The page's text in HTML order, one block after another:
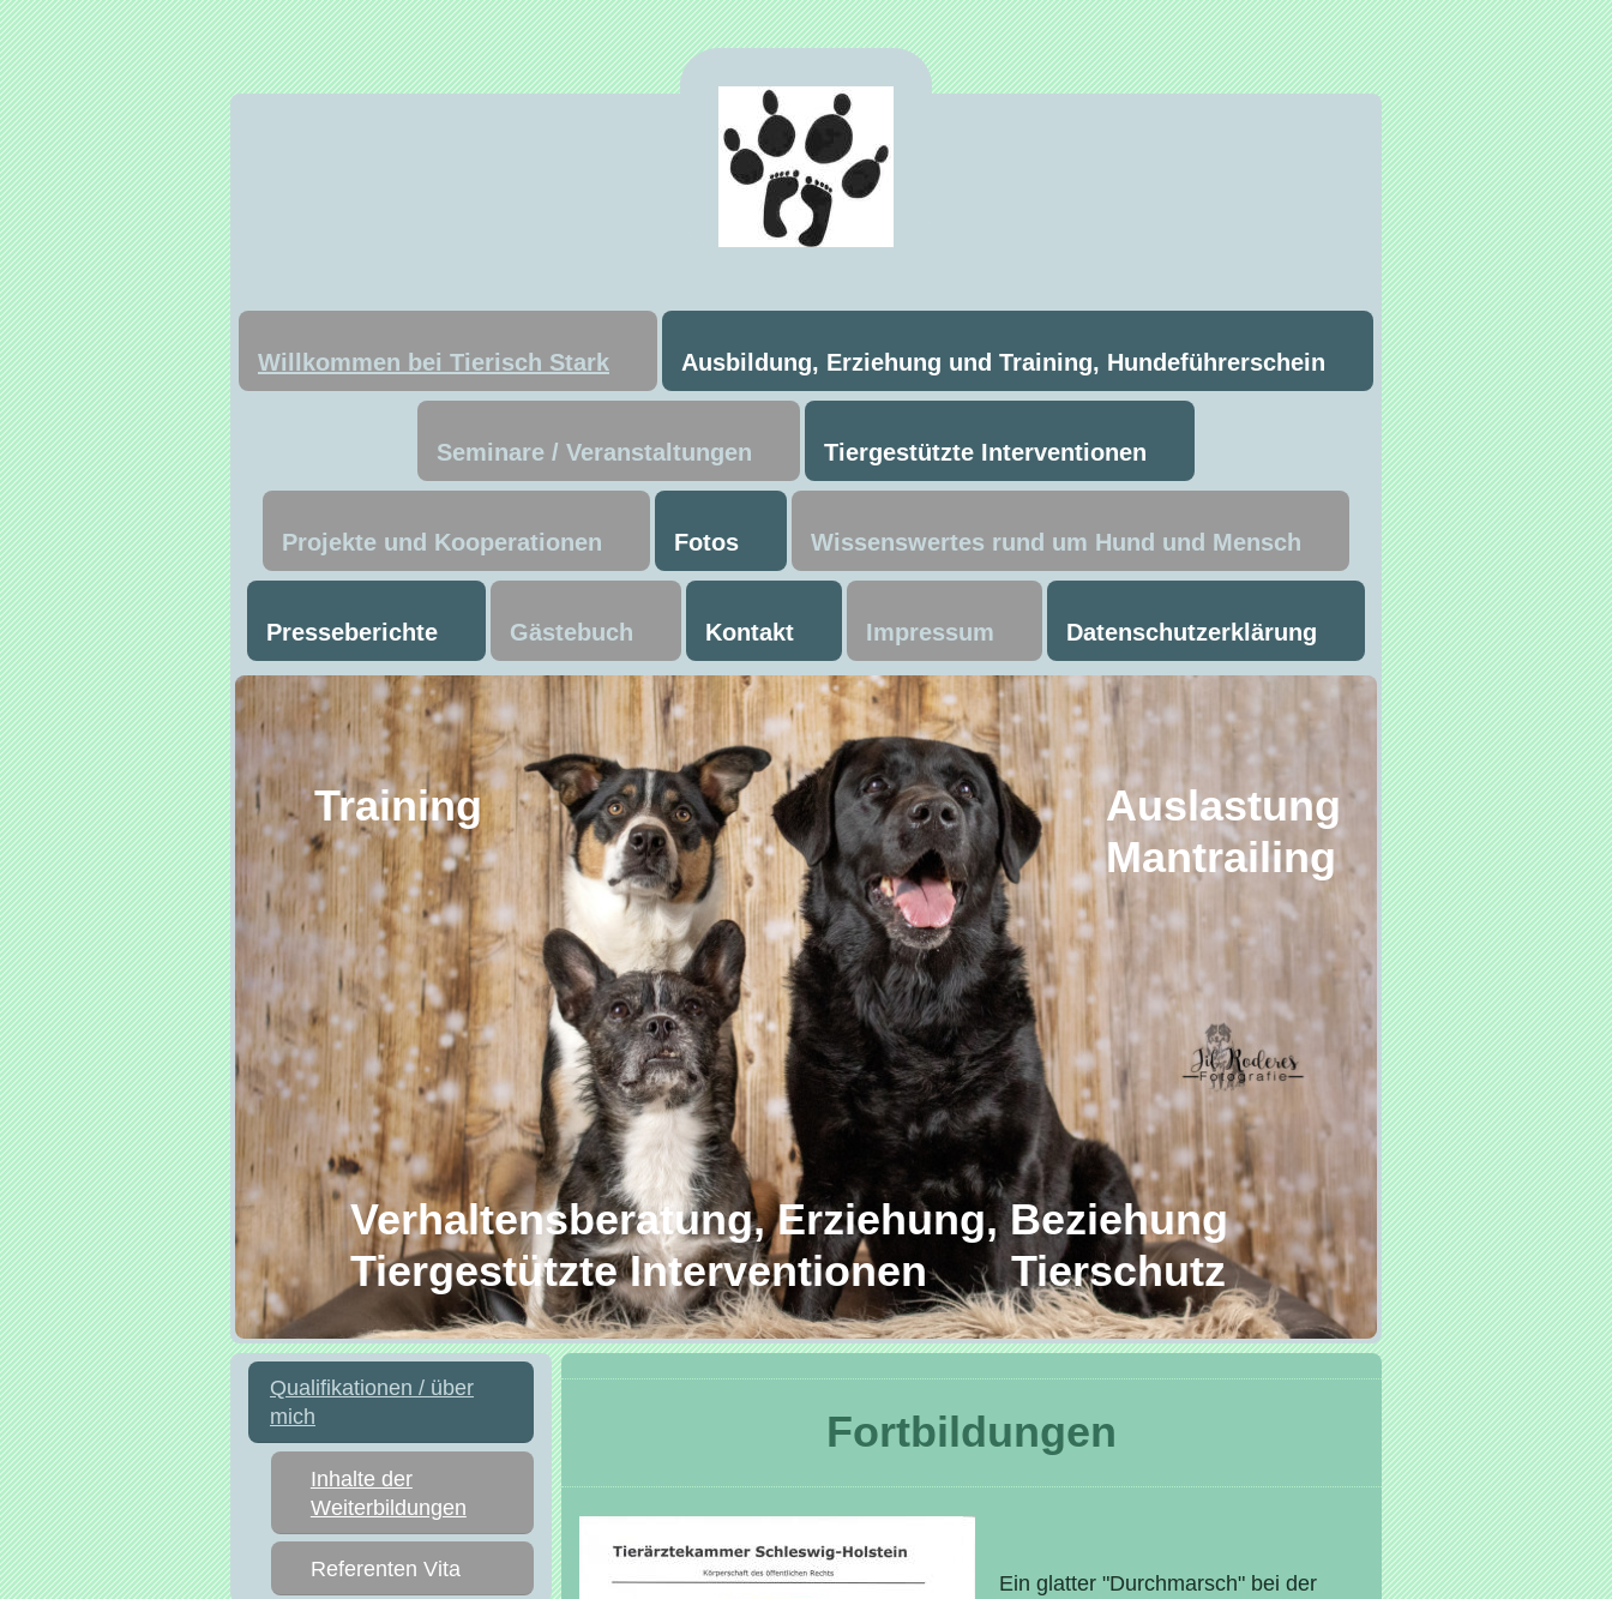
Willkommen bei Tierisch Stark Ausbildung, Erziehung und Training, Hundeführerschein
Seminare / Veranstaltungen Tiergestützte Interventionen
Projekte und Kooperationen Fotos Wissenswertes rund um Hund und Mensch
Presseberichte Gästebuch Kontakt Impressum Datenschutzerklärung
Training Auslastung
Mantrailing
Verhaltensberatung, Erziehung, Beziehung
Tiergestützte Interventionen Tierschutz
Fortbildungen
Ein glatter "Durchmarsch" bei der
Qualifikationen / über
mich
Inhalte der
Weiterbildungen
Referenten Vita